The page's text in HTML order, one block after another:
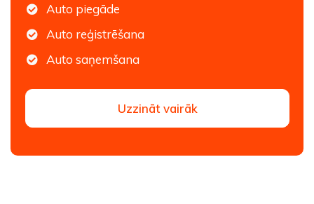
Auto piegāde
Auto reģistrēšana
Auto saņemšana
Uzzināt vairāk